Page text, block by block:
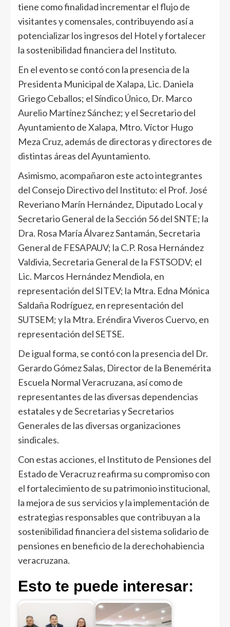
tiene como finalidad incrementar el flujo de
visitantes y comensales, contribuyendo así a
potencializar los ingresos del Hotel y fortalecer
la sostenibilidad financiera del Instituto.
En el evento se contó con la presencia de la
Presidenta Municipal de Xalapa, Lic. Daniela
Griego Ceballos; el Síndico Único, Dr. Marco
Aurelio Martínez Sánchez; y el Secretario del
Ayuntamiento de Xalapa, Mtro. Víctor Hugo
Meza Cruz, además de directoras y directores de
distintas áreas del Ayuntamiento.
Asimismo, acompañaron este acto integrantes
del Consejo Directivo del Instituto: el Prof. José
Reveriano Marín Hernández, Diputado Local y
Secretario General de la Sección 56 del SNTE; la
Dra. Rosa María Álvarez Santamán, Secretaria
General de FESAPAUV; la C.P. Rosa Hernández
Valdivia, Secretaria General de la FSTSODV; el
Lic. Marcos Hernández Mendiola, en
representación del SITEV; la Mtra. Edna Mónica
Saldaña Rodríguez, en representación del
SUTSEM; y la Mtra. Eréndira Viveros Cuervo, en
representación del SETSE.
De igual forma, se contó con la presencia del Dr.
Gerardo Gómez Salas, Director de la Benemérita
Escuela Normal Veracruzana, así como de
representantes de las diversas dependencias
estatales y de Secretarias y Secretarios
Generales de las diversas organizaciones
sindicales.
Con estas acciones, el Instituto de Pensiones del
Estado de Veracruz reafirma su compromiso con
el fortalecimiento de su patrimonio institucional,
la mejora de sus servicios y la implementación de
estrategias responsables que contribuyan a la
sostenibilidad financiera del sistema solidario de
pensiones en beneficio de la derechohabiencia
veracruzana.
Esto te puede interesar: